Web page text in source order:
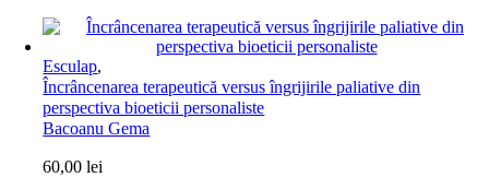
Esculap,
Încrâncenarea terapeutică versus îngrijirile paliative din
perspectiva bioeticii personaliste
Bacoanu Gema
60,00lei